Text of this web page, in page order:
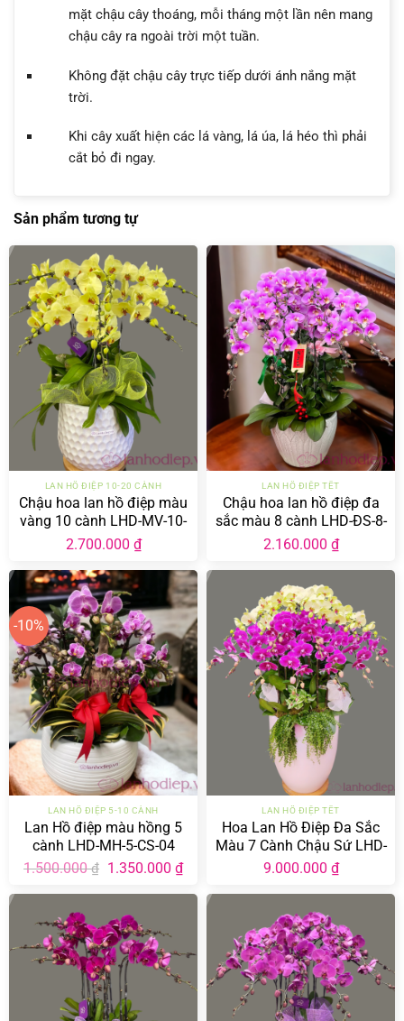
mặt chậu cây thoáng, mỗi tháng một lần nên mang
chậu cây ra ngoài trời một tuần.
Không đặt chậu cây trực tiếp dưới ánh nắng mặt
trời.
Khi cây xuất hiện các lá vàng, lá úa, lá héo thì phải
cắt bỏ đi ngay.
Sản phẩm tương tự
LAN HỒ ĐIỆP 10-20 CÀNH
Chậu hoa lan hồ điệp màu
vàng 10 cành LHD-MV-10-
CC-03
2.700.000 ₫
LAN HỒ ĐIỆP TẾT
Chậu hoa lan hồ điệp đa
sắc màu 8 cành LHD-ĐS-8-
CS-01
2.160.000 ₫
-10%
LAN HỒ ĐIỆP 5-10 CÀNH
Lan Hồ điệp màu hồng 5
cành LHD-MH-5-CS-04
1.500.000₫ Giá
là:
1.350.000 ₫Giá
hiện
tại
LAN HỒ ĐIỆP TẾT
Hoa Lan Hồ Điệp Đa Sắc
Màu 7 Cành Chậu Sứ LHD-
ĐS-7-CS-02
9.000.000 ₫